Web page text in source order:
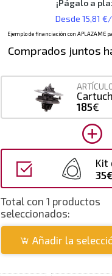
Comprados juntos
185€
Kit
35€
Total con 1 productos
seleccionados:
Añadir la